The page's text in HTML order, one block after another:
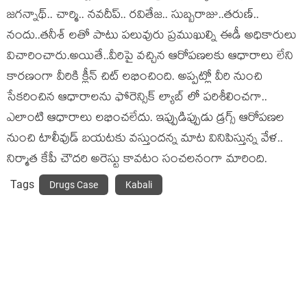
జగన్నాథ్.. చార్మి.. నవదీప్.. రవితేజ.. సుబ్బరాజు..తరుణ్..
నందు..తనీశ్ లతో పాటు పలువురు ప్రముఖుల్ని ఈడీ అధికారులు
విచారించారు.అయితే..వీరిపై వచ్చిన ఆరోపణలకు ఆధారాలు లేని
కారణంగా వీరికి క్లీన్ చిట్ లభించింది. అప్పట్లో వీరి నుంచి
సేకరించిన ఆధారాలను ఫోరెన్సిక్ ల్యాబ్ లో పరిశీలించగా..
ఎలాంటి ఆధారాలు లభించలేదు. ఇప్పుడిప్పుడు డ్రగ్స్ ఆరోపణల
నుంచి టాలీవుడ్ బయటకు వస్తుందన్న మాట వినిపిస్తున్న వేళ..
నిర్మాత కేపీ చౌదరి అరెస్టు కావటం సంచలనంగా మారింది.
Tags Drugs Case Kabali